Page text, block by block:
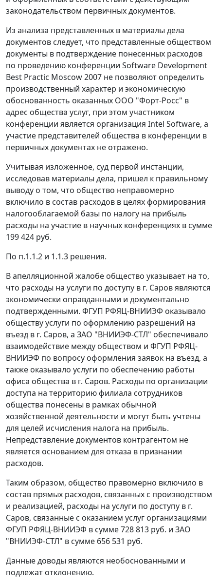
законодательством первичных документов.
Из анализа представленных в материалы дела
документов следует, что представленные обществом
документы в подтверждение понесенных расходов
по проведению конференции Software Development
Best Practic Moscow 2007 не позволяют определить
производственный характер и экономическую
обоснованность оказанных ООО "Форт-Росс" в
адрес общества услуг, при этом участником
конференции является организация Intel Software, а
участие представителей общества в конференции в
первичных документах не отражено.
Учитывая изложенное, суд первой инстанции,
исследовав материалы дела, пришел к правильному
выводу о том, что общество неправомерно
включило в состав расходов в целях формирования
налогооблагаемой базы по налогу на прибыль
расходы на участие в научных конференциях в сумме
199 424 руб.
По п.1.1.2 и 1.1.3 решения.
В апелляционной жалобе общество указывает на то,
что расходы на услуги по доступу в г. Саров являются
экономически оправданными и документально
подтвержденными. ФГУП РФЯЦ-ВНИИЭФ оказывало
обществу услуги по оформлению разрешений на
въезд в г. Саров, а ЗАО "ВНИИЭФ-СТЛ" обеспечивало
взаимодействие между обществом и ФГУП РФЯЦ-
ВНИИЭФ по вопросу оформления заявок на въезд, а
также оказывало услуги по обеспечению работы
офиса общества в г. Саров. Расходы по организации
доступа на территорию филиала сотрудников
общества понесены в рамках обычной
хозяйственной деятельности и могут быть учтены
для целей исчисления налога на прибыль.
Непредставление документов контрагентом не
является основанием для отказа в признании
расходов.
Таким образом, общество правомерно включило в
состав прямых расходов, связанных с производством
и реализацией, расходы на услуги по доступу в г.
Саров, связанные с оказанием услуг организациями
ФГУП РФЯЦ-ВНИИЭФ в сумме 728 813 руб. и ЗАО
"ВНИИЭФ-СТЛ" в сумме 656 531 руб.
Данные доводы являются необоснованными и
подлежат отклонению.